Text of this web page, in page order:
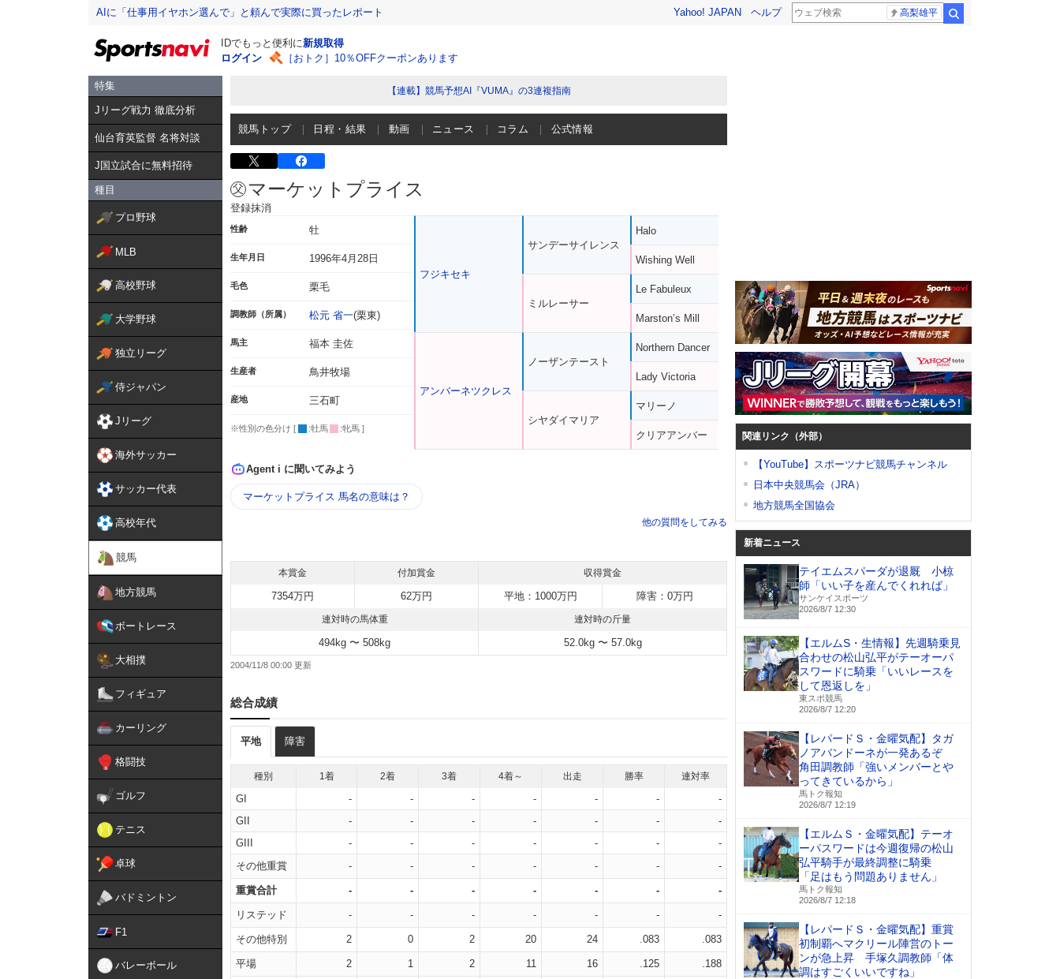
AIに「仕事用イヤホン選んで」と頼んで実際に買ったレポート Yahoo! JAPAN ヘルプ 高梨雄平
IDでもっと便利に新規取得
ログイン
［おトク］10％OFFクーポンあります
特集
Jリーグ戦力 徹底分析
仙台育英監督 名将対談
J国立試合に無料招待
種目
プロ野球
MLB
高校野球
大学野球
独立リーグ
侍ジャパン
Jリーグ
海外サッカー
サッカー代表
高校年代
競馬
地方競馬
ボートレース
大相撲
フィギュア
カーリング
格闘技
ゴルフ
テニス
卓球
バドミントン
F1
バレーボール
【連載】競馬予想AI『VUMA』の3連複指南
競馬トップ 日程・結果 動画 ニュース コラム 公式情報
マーケットプライス
登録抹消
性齢 牡
生年月日 1996年4月28日
毛色 栗毛
調教師（所属） 松元 省一(栗東)
馬主 福本 圭佐
生産者 鳥井牧場
産地 三石町
※性別の色分け [ :牡馬 :牝馬 ]
フジキセキ
アンバーネツクレス
サンデーサイレンス
ミルレーサー
ノーザンテースト
シヤダイマリア
Halo
Wishing Well
Le Fabuleux
Marston’s Mill
Northern Dancer
Lady Victoria
マリーノ
クリアアンバー
Agent i に聞いてみよう
マーケットプライス 馬名の意味は？
他の質問をしてみる
本賞金 付加賞金 収得賞金
7354万円 62万円 平地：1000万円 障害：0万円
連対時の馬体重 連対時の斤量
494kg 〜 508kg 52.0kg 〜 57.0kg
2004/11/8 00:00
総合成績
平地 障害
種別 1着 2着 3着 4着～ 出走 勝率 連対率
GI - - - - - -
-
GII
- - - - - -
-
GIII
- - - - - -
-
その他重賞
- - - - - - -
重賞合計 - - - - - - -
リステッド - - - - - - -
その他特別 2 0 2 20 24 .083 .083
平場 2 1 2 11 16 .125 .188
関連リンク（外部）
【YouTube】スポーツナビ競馬チャンネル
日本中央競馬会（JRA）
地方競馬全国協会
新着ニュース
テイエムスパーダが退厩 小椋
師「いい子を産んでくれれば」
サンケイスポーツ
2026/8/7 12:30
【エルムS・生情報】先週騎乗見
合わせの松山弘平がテーオーパ
スワードに騎乗「いいレースを
して恩返しを」
東スポ競馬
2026/8/7 12:20
【レパードＳ・金曜気配】タガ
ノアバンドーネが一発あるぞ
角田調教師「強いメンバーとや
ってきているから」
馬トク報知
2026/8/7 12:19
【エルムＳ・金曜気配】テーオ
ーパスワードは今週復帰の松山
弘平騎手が最終調整に騎乗
「足はもう問題ありません」
馬トク報知
2026/8/7 12:18
【レパードＳ・金曜気配】重賞
初制覇へマクリール陣営のトー
ンが急上昇 手塚久調教師「体
調はすごくいいですね」